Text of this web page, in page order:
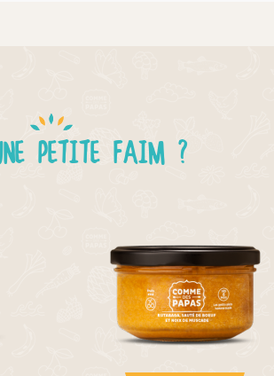
PETITE FAIM ?